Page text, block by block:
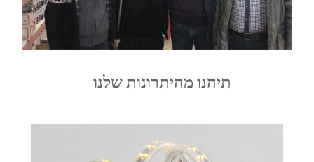
תיהנו מהיתרונות שלנו